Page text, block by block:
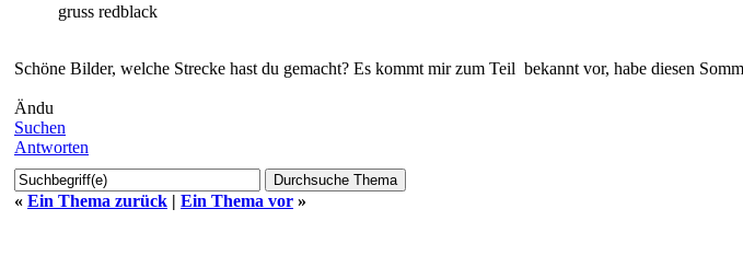
gruss redblack
Schöne Bilder, welche Strecke hast du gemacht? Es kommt mir zum Teil bekannt vor, habe diesen
Ändu
Suchen
Antworten
« Ein Thema zurück | Ein Thema vor »